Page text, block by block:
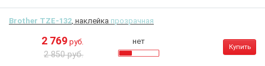
Brother TZE-132, наклейка прозрачная
2 769 руб.
2 850 руб.
нет
Купить